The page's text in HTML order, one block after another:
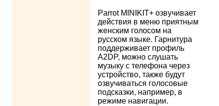
Parrot MINIKIT+ озвучивает
действия в меню приятным
женским голосом на
русском языке. Гарнитура
поддерживает профиль
A2DP, можно слушать
музыку с телефона через
устройство, также будут
озвучиваться голосовые
подсказки, например, в
режиме навигации.